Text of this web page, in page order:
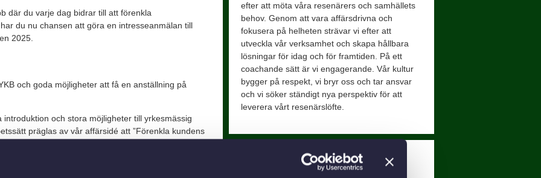
där du varje dag bidrar till att förenkla
du nu chansen att göra en intresseanmälan till
2025.
och goda möjligheter att få en anställning på
och stora möjligheter till yrkesmässig
präglas av vår affärsidé att ”Förenkla kundens
att ”Alla vill resa med oss”.
på mångfald och att det berikar personer,
efter att möta våra resenärers och samhällets
behov. Genom att vara affärsdrivna och
fokusera på helheten strävar vi efter att
utveckla vår verksamhet och skapa hållbara
lösningar för idag och för framtiden. På ett
coachande sätt är vi engagerande. Vår kultur
bygger på respekt, vi bryr oss och tar ansvar
och vi söker ständigt nya perspektiv för att
leverera vårt resenärslöfte.
Sista ansökningsdag:
2026-09-30